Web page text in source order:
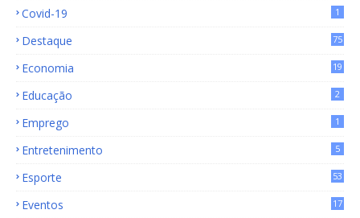
Covid-19 1
Destaque
75
Economia
19
Educação 2
Emprego 1
Entretenimento 5
Esporte 53
Eventos 17